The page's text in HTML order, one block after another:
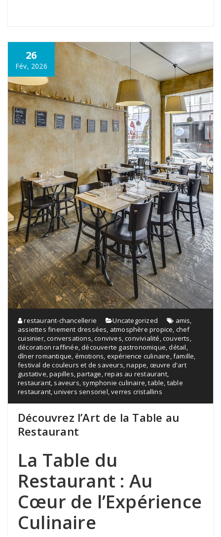
26
Fév, 2026
restaurant-chancellerie Uncategorized amis,
assiettes finement dressées, atmosphère propice, chef
cuisinier,conversations,convives,convivialité,couverts,
décoration raffinée,découverte gastronomique,détail,
dîner romantique, émotions, expérience culinaire,famille,
festival de couleurs et de saveurs,nappe, œuvre d'art
gustative,papilles,partage,repas au restaurant,
restaurant, saveurs, symphonie culinaire,table, table
restaurant,univers sensoriel,verres cristallins
Découvrez l’Art de la Table au
Restaurant
La Table du
Restaurant : Au
Cœur de l’Expérience
Culinaire